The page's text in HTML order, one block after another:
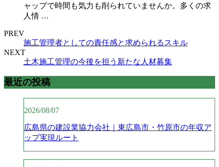
ャップで時間も気力も削られていませんか。多くの求
人情 …
PREV
施工管理者としての責任感と求められるスキル
NEXT
土木施工管理の今後を担う新たな人材募集
最近の投稿
2026/08/07
広島県の建設業協力会社｜東広島市・竹原市の年収ア
ップ実現ルート